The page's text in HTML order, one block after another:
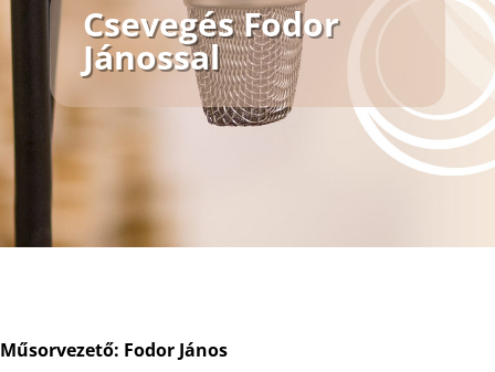
Csevegés Fodor
Jánossal
Műsorvezető: Fodor János